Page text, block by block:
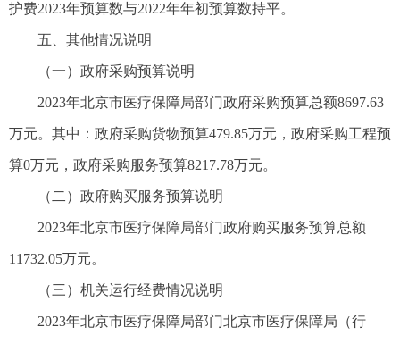
护费2023年预算数与2022年年初预算数持平。
五、其他情况说明
（一）政府采购预算说明
2023年北京市医疗保障局部门政府采购预算总额8697.63
万元。其中：政府采购货物预算479.85万元，政府采购工程预
算0万元，政府采购服务预算8217.78万元。
（二）政府购买服务预算说明
2023年北京市医疗保障局部门政府购买服务预算总额
11732.05万元。
（三）机关运行经费情况说明
2023年北京市医疗保障局部门北京市医疗保障局（行